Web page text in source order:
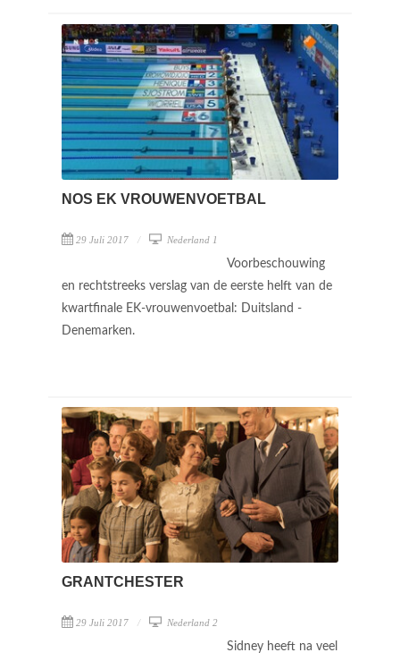
NOS EK VROUWENVOETBAL
29 Juli 2017 Nederland 1
Voorbeschouwing
en rechtstreeks verslag van de eerste helft van de
kwartfinale EK-vrouwenvoetbal: Duitsland -
Denemarken.
GRANTCHESTER
29 Juli 2017 Nederland 2
Sidney heeft na veel